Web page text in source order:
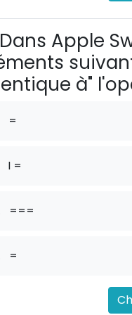
Dans Apple
à"
=
I =
===
=